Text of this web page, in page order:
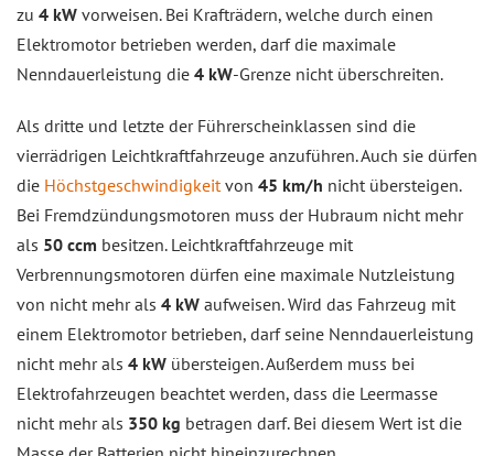
zu 4 kW vorweisen. Bei Krafträdern, welche durch einen
Elektromotor betrieben werden, darf die maximale
Nenndauerleistung die 4 kW-Grenze nicht überschreiten.
Als dritte und letzte der Führerscheinklassen sind die
vierrädrigen Leichtkraftfahrzeuge anzuführen. Auch sie dürfen
die Höchstgeschwindigkeitvon 45 km/h nicht übersteigen.
Bei Fremdzündungsmotoren muss der Hubraum nicht mehr
als 50 ccm besitzen. Leichtkraftfahrzeuge mit
Verbrennungsmotoren dürfen eine maximale Nutzleistung
von nicht mehr als 4 kW aufweisen. Wird das Fahrzeug mit
einem Elektromotor betrieben, darf seine Nenndauerleistung
nicht mehr als 4 kW übersteigen. Außerdem muss bei
Elektrofahrzeugen beachtet werden, dass die Leermasse
nicht mehr als 350 kg betragen darf. Bei diesem Wert ist die